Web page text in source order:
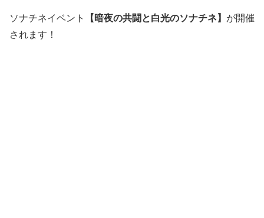
ソナチネイベント 【暗夜の共闘と白光のソナチネ】 が開催
されます！